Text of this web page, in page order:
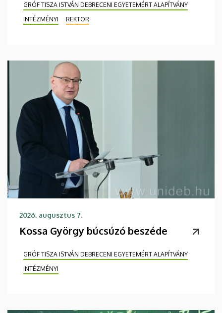
GRÓF TISZA ISTVÁN DEBRECENI EGYETEMÉRT ALAPÍTVÁNY
INTÉZMÉNYI
REKTOR
2026. augusztus 7.
Kossa György búcsúzó beszéde
GRÓF TISZA ISTVÁN DEBRECENI EGYETEMÉRT ALAPÍTVÁNY
INTÉZMÉNYI